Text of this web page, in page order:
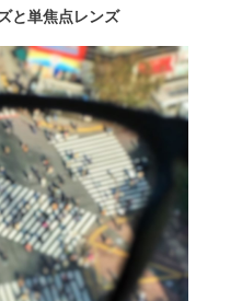
と単焦点レンズ